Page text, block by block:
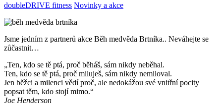
doubleDRIVE fitness Novinky a akce
Jsme jedním z partnerů akce Běh medvěda Brtníka.. Neváhejte se
zůčastnit…
„Ten, kdo se tě ptá, proč běháš, sám nikdy neběhal.
Ten, kdo se tě ptá, proč miluješ, sám nikdy nemiloval.
Jen běžci a milenci vědí proč, ale nedokážou své vnitřní pocity
popsat těm, kdo stojí mimo.“
Joe Henderson